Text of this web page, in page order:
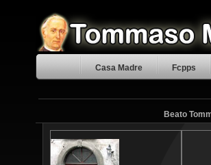
Casa Madre Fcpps
Beato